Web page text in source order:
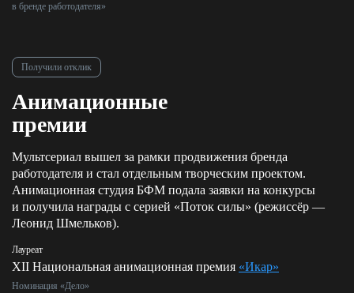
в бренде работодателя»
Получили отклик
Анимационные
премии
Мультсериал вышел за рамки продвижения бренда
работодателя и стал отдельным творческим проектом.
Анимационная студия БФМ подала заявки на конкурсы
и получила награды с серией «Поток силы» (режиссёр —
Леонид Шмельков).
Лауреат
XII Национальная анимационная премия «Икар»
Номинация «Дело»